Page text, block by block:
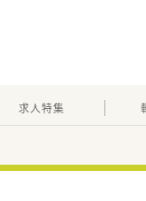
求人特集